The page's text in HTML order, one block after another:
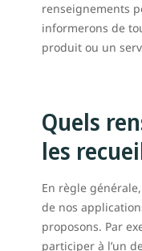
renseignements
informerons de
produit ou un
Quels
les
En règle
de nos
proposons. Par
participer à l’un